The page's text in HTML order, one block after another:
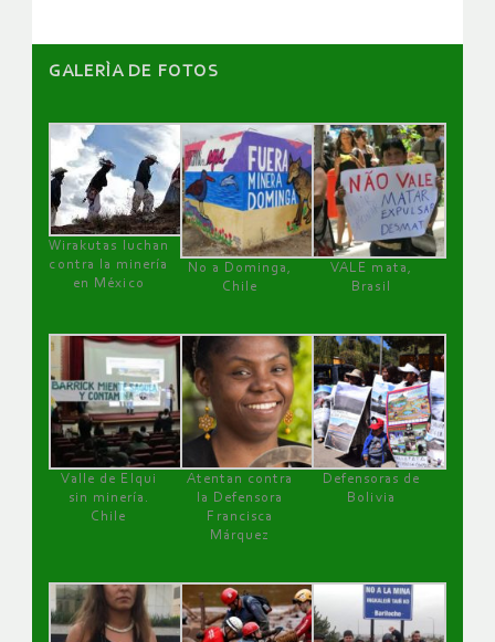
GALERÌA DE FOTOS
Wirakutas luchan
contra la minería
en México
No a Dominga,
Chile
VALE mata,
Brasil
Valle de Elqui
sin minería.
Chile
Atentan contra
la Defensora
Francisca
Márquez
Defensoras de
Bolivia